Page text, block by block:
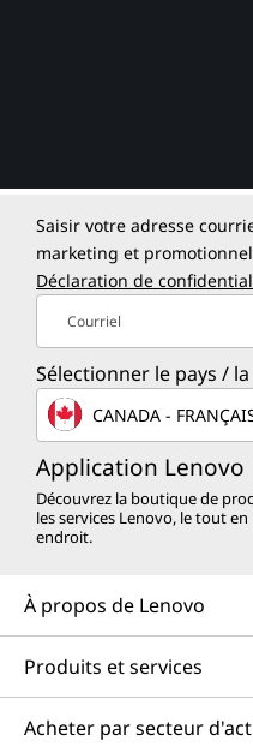
Saisir votre adresse
marketing et
Déclaration de
Courriel
Sélectionner le pays /
CANADA -
Application Lenovo
Découvrez la boutique de
les services Lenovo, le tout en
endroit.
À propos de Lenovo
Produits et services
Acheter par secteur